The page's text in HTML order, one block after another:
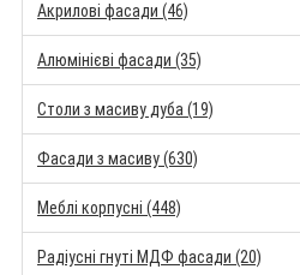
Акрилові фасади (46)
Алюмінієві фасади (35)
Столи з масиву дуба (19)
Фасади з масиву (630)
Меблі корпусні (448)
Радіусні гнуті МДФ фасади (20)